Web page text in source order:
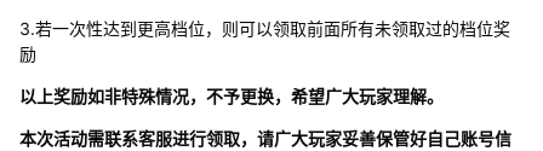
3.若一次性达到更高档位，则可以领取前面所有未领取过的档位奖
励
以上奖励如非特殊情况，不予更换，希望广大玩家理解。
本次活动需联系客服进行领取，请广大玩家妥善保管好自己账号信